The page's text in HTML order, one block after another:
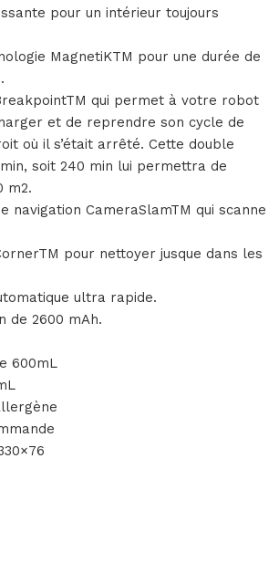
pour un intérieur toujours
MagnetiKTM pour une durée de
qui permet à votre robot
et de reprendre son cycle de
où il s’était arrêté. Cette double
soit 240 min lui permettra de
m2.
navigation CameraSlamTM qui scanne
pour nettoyer jusque dans les
ultra rapide.
de 2600 mAh.
600mL